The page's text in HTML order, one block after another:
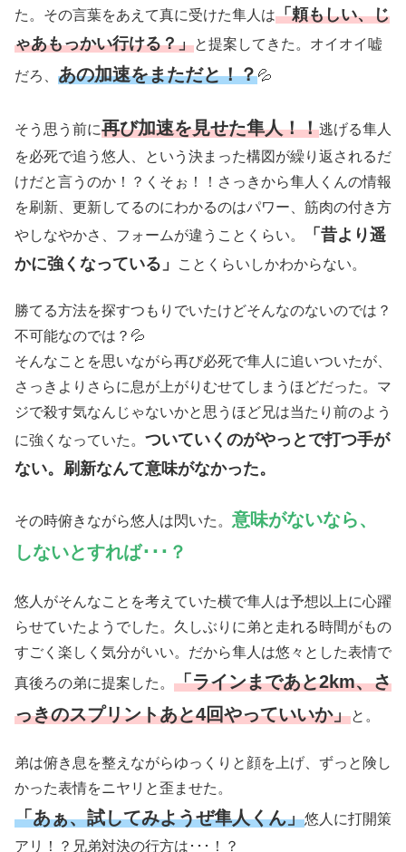
た。その言葉をあえて真に受けた隼人は「頼もしい、じ
ゃあもっかい行ける？」と提案してきた。オイオイ嘘
だろ、 あの加速をまただと！？💦
そう思う前に再び加速を見せた隼人！！逃げる隼人
を必死で追う悠人、という決まった構図が繰り返されるだ
けだと言うのか！？くそぉ！！さっきから隼人くんの情報
を刷新、更新してるのにわかるのはパワー、筋肉の付き方
やしなやかさ、フォームが違うことくらい。
「昔より遥
かに強くなっている」
ことくらいしかわからない。
勝てる方法を探すつもりでいたけどそんなのないのでは？
不可能なのでは？💦
そんなことを思いながら再び必死で隼人に追いついたが、
さっきよりさらに息が上がりむせてしまうほどだった。マ
ジで殺す気なんじゃないかと思うほど兄は当たり前のよう
に強くなっていた。 ついていくのがやっとで打つ手が
ない。刷新なんて意味がなかった。
その時俯きながら悠人は閃いた。 意味がないなら、
しないとすれば･･･？
悠人がそんなことを考えていた横で隼人は予想以上に心躍
らせていたようでした。久しぶりに弟と走れる時間がもの
すごく楽しく気分がいい。だから隼人は悠々とした表情で
真後ろの弟に提案した。 「ラインまであと2km、さ
っきのスプリントあと4回やっていいか」と。
弟は俯き息を整えながらゆっくりと顔を上げ、ずっと険し
かった表情をニヤリと歪ませた。
「あぁ、試してみようぜ隼人くん」悠人に打開策
アリ！？兄弟対決の行方は･･･！？